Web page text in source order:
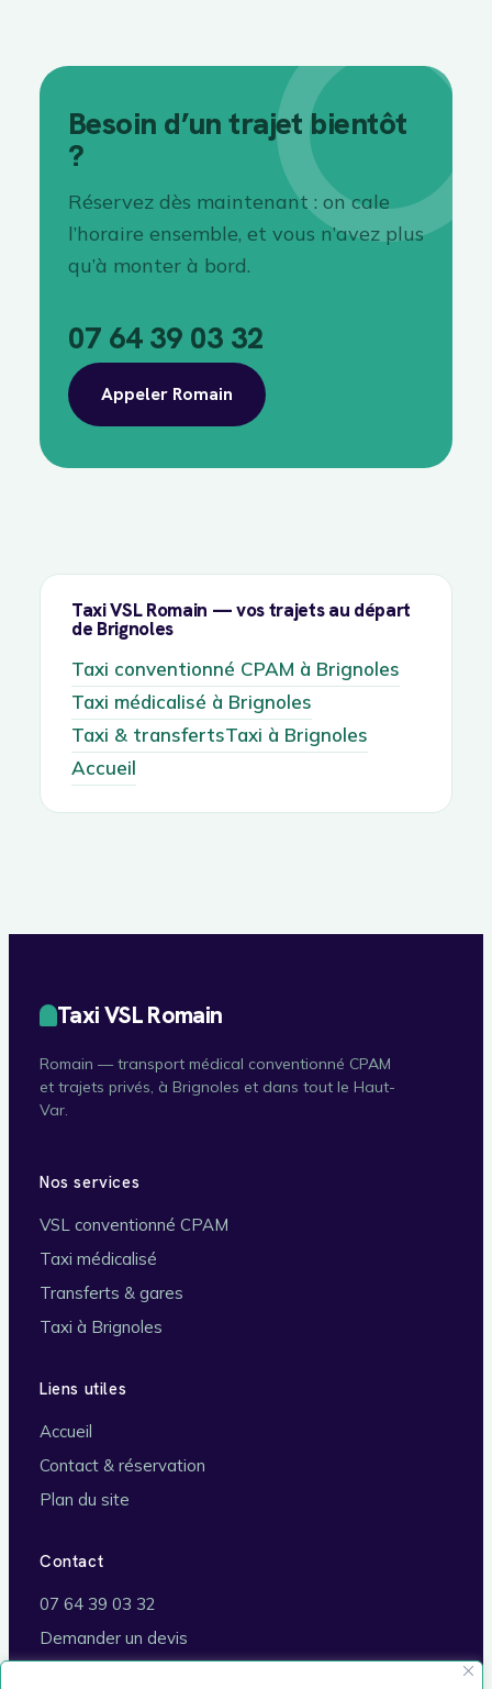
Besoin d’un trajet bientôt
?
Réservez dès maintenant : on cale
l’horaire ensemble, et vous n’avez plus
qu’à monter à bord.
07 64 39 03 32
Appeler Romain
Taxi VSL Romain — vos trajets au départ
de Brignoles
Taxi conventionné CPAM à Brignoles
Taxi médicalisé à Brignoles
Taxi & transfertsTaxi à Brignoles
Accueil
Taxi VSL Romain
Romain — transport médical conventionné CPAM
et trajets privés, à Brignoles et dans tout le Haut-
Var.
Nos services
VSL conventionné CPAM
Taxi médicalisé
Transferts & gares
Taxi à Brignoles
Liens utiles
Accueil
Contact & réservation
Plan du site
Contact
07 64 39 03 32
Demander un devis